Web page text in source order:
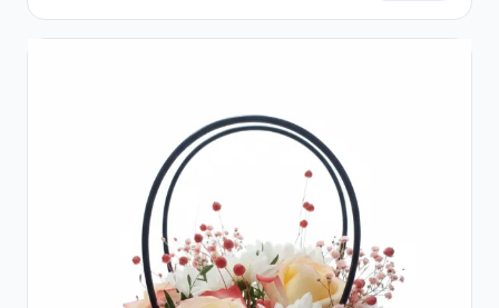
Crizanteme Albe și Bomboane
Raffaello